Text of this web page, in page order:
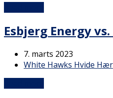
Esbjerg Energy
7. marts 2023
White Hawks Hvide Hær